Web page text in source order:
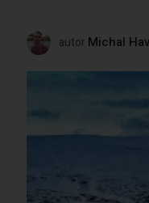
autor Michal